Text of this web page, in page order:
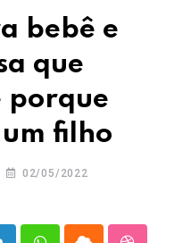
bebê e
que
porque
filho
02/05/2022